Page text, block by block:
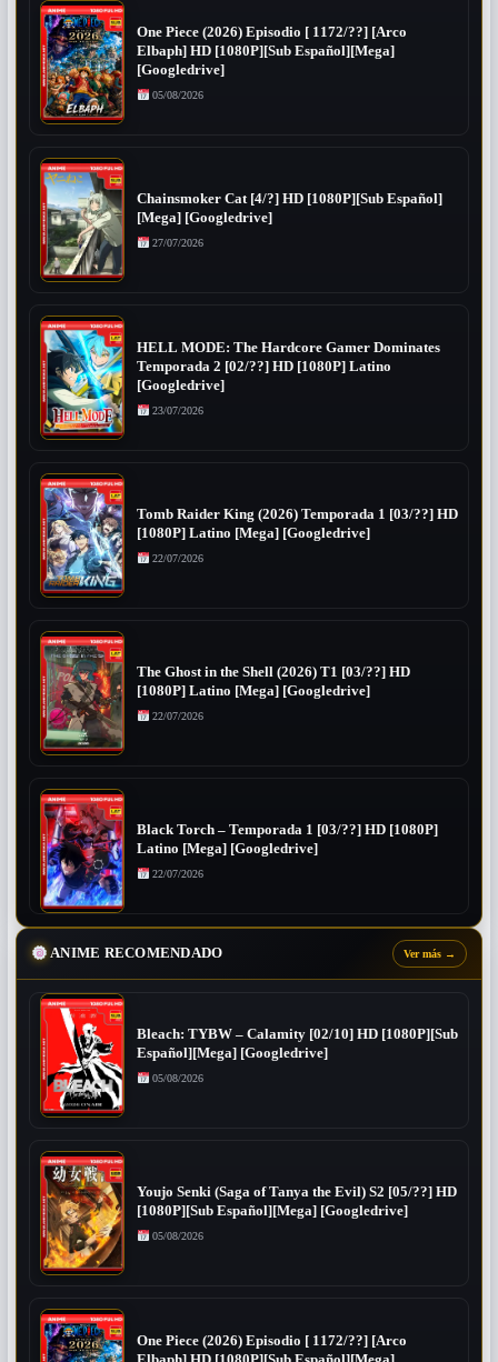
One Piece (2026) Episodio [ 1172/??] [Arco
Elbaph] HD [1080P][Sub Español][Mega]
[Googledrive]
05/08/2026
Chainsmoker Cat [4/?] HD [1080P][Sub Español]
[Mega] [Googledrive]
27/07/2026
HELL MODE: The Hardcore Gamer Dominates
Temporada 2 [02/??] HD [1080P] Latino
[Googledrive]
23/07/2026
Tomb Raider King (2026) Temporada 1 [03/??] HD
[1080P] Latino [Mega] [Googledrive]
22/07/2026
The Ghost in the Shell (2026) T1 [03/??] HD
[1080P] Latino [Mega] [Googledrive]
22/07/2026
Black Torch – Temporada 1 [03/??] HD [1080P]
Latino [Mega] [Googledrive]
22/07/2026
ANIME RECOMENDADO Ver más →
Bleach: TYBW – Calamity [02/10] HD [1080P][Sub
Español][Mega] [Googledrive]
05/08/2026
Youjo Senki (Saga of Tanya the Evil) S2 [05/??] HD
[1080P][Sub Español][Mega] [Googledrive]
05/08/2026
One Piece (2026) Episodio [ 1172/??] [Arco